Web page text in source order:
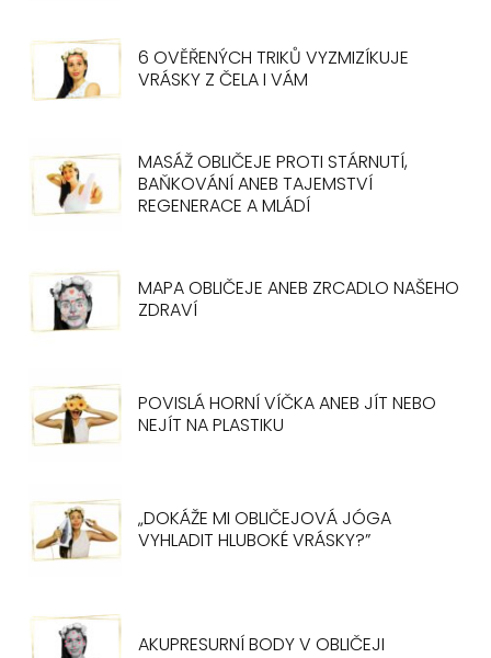
6 OVĚŘENÝCH TRIKŮ VYZMIZÍKUJE
VRÁSKY Z ČELA I VÁM
MASÁŽ OBLIČEJE PROTI STÁRNUTÍ,
BAŇKOVÁNÍ ANEB TAJEMSTVÍ
REGENERACE A MLÁDÍ
MAPA OBLIČEJE ANEB ZRCADLO NAŠEHO
ZDRAVÍ
POVISLÁ HORNÍ VÍČKA ANEB JÍT NEBO
NEJÍT NA PLASTIKU
„DOKÁŽE MI OBLIČEJOVÁ JÓGA
VYHLADIT HLUBOKÉ VRÁSKY?”
AKUPRESURNÍ BODY V OBLIČEJI